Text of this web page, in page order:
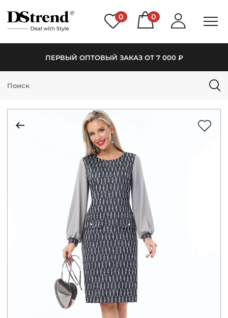
0 0
ПЕРВЫЙ ОПТОВЫЙ ЗАКАЗ ОТ 7 000 ₽
КАТАЛОГ
НОВИНКИ
РАСПРОДАЖА
КОНТАКТЫ
ЖУРНАЛ